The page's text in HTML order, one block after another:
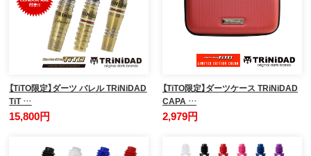
【TiTO限定】ダーツ バレル TRiNiDAD
TiT …
15,800円
【TiTO限定】ダーツケース TRiNiDAD
CAPA …
2,979円